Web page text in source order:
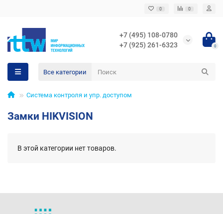
0 0
+7 (495) 108-0780
+7 (925) 261-6323
0
Все категории
Система контроля и упр. доступом
Замки HIKVISION
В этой категории нет товаров.